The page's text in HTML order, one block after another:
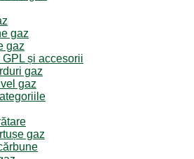
gaz
gaz
și accesorii
gaz
gaz
gaz